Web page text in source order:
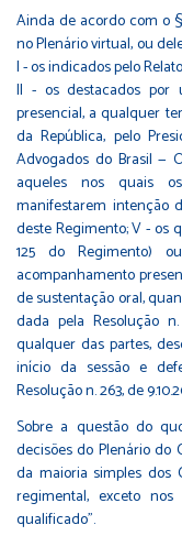
Ainda de acordo com o
no Plenário virtual, ou
I - os indicados pelo
II - os destacados por
presencial, a qualquer
da República, pelo
Advogados do Brasil —
aqueles nos quais
manifestarem intenção
deste Regimento; V - os
125 do Regimento)
acompanhamento
de sustentação oral,
dada pela Resolução
qualquer das partes,
início da sessão e
Resolução n. 263, de
Sobre a questão do
decisões do Plenário do
da maioria simples dos
regimental, exceto
qualificado".